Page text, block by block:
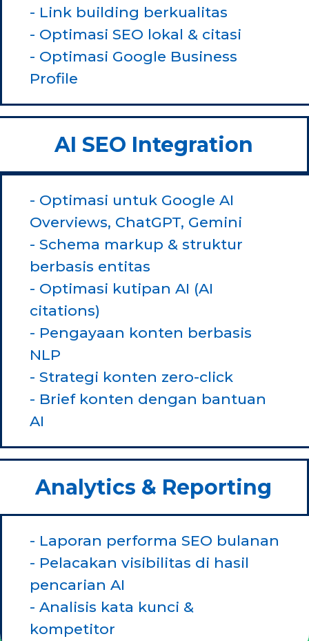
- Link building berkualitas
- Optimasi SEO lokal & citasi
- Optimasi Google Business
Profile
AI SEO Integration
- Optimasi untuk Google AI
Overviews, ChatGPT, Gemini
- Schema markup & struktur
berbasis entitas
- Optimasi kutipan AI (AI
citations)
- Pengayaan konten berbasis
NLP
- Strategi konten zero-click
- Brief konten dengan bantuan
AI
Analytics & Reporting
- Laporan performa SEO bulanan
- Pelacakan visibilitas di hasil
pencarian AI
- Analisis kata kunci &
kompetitor